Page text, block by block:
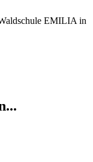
EMILIA in